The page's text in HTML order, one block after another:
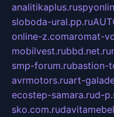
analitikaplus.ru
sloboda-ural.pp.ru
online-z.comaromat-
mobilvest.rubbd.net.ru
smp-forum.rubastion-
avrmotors.ruart-
ecostep-samara.rud-
sko.com.ru